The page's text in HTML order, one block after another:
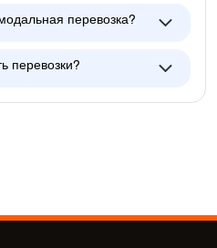
перевозка?
перевозки?